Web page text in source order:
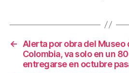
o
o
k
tir
←
Alerta por obra del Museo
Colombia, va solo en un
entregarse en octubre